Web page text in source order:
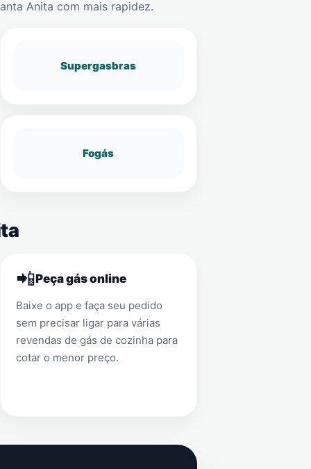
Anita com mais rapidez.
Supergasbras
Fogás
📲Peça gás online
Baixe o app e faça seu pedido
sem precisar ligar para várias
revendas de gás de cozinha para
cotar o menor preço.